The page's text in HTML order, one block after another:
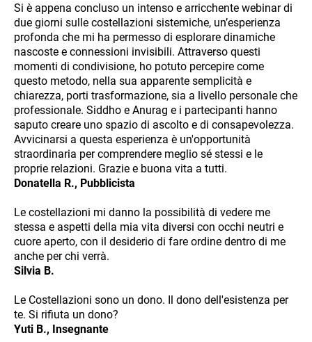
Si è appena concluso un intenso e arricchente webinar di
due giorni sulle costellazioni sistemiche, un’esperienza
profonda che mi ha permesso di esplorare dinamiche
nascoste e connessioni invisibili. Attraverso questi
momenti di condivisione, ho potuto percepire come
questo metodo, nella sua apparente semplicità e
chiarezza, porti trasformazione, sia a livello personale che
professionale. Siddho e Anurag e i partecipanti hanno
saputo creare uno spazio di ascolto e di consapevolezza.
Avvicinarsi a questa esperienza è un'opportunità
straordinaria per comprendere meglio sé stessi e le
proprie relazioni. Grazie e buona vita a tutti.
Donatella R., Pubblicista
Le costellazioni mi danno la possibilità di vedere me
stessa e aspetti della mia vita diversi con occhi neutri e
cuore aperto, con il desiderio di fare ordine dentro di me
anche per chi verrà.
Silvia B.
Le Costellazioni sono un dono. Il dono dell'esistenza per
te. Si rifiuta un dono?
Yuti B., Insegnante